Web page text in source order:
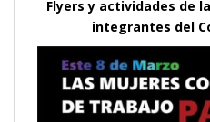
Flyers y actividades de
integrantes del